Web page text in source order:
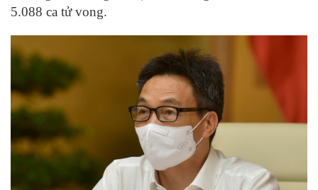
5.088 ca tử vong.